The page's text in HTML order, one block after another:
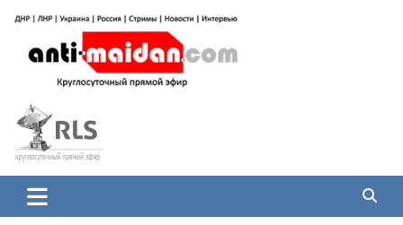
содержимому
Антимайдан: Гражданская война
на Украине
гражданской войне на Украине, включая события в Новороссии, ДНР,
ЛНР и других регионах.